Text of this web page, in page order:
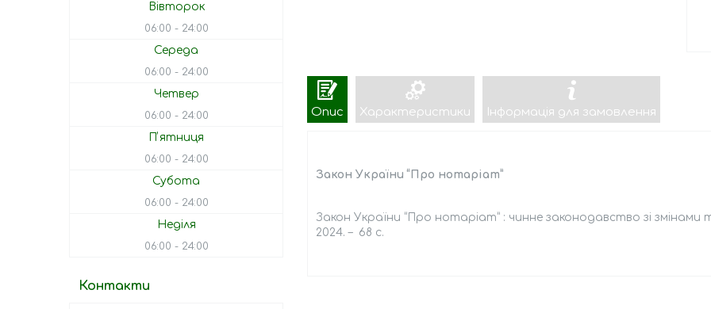
Опис Характеристики Інформація для замовлення
Закон України “Про нотаріат”
Закон України “Про нотаріат” : чинне законодавство зі
2024. – 68 с.
Вівторок
06:00 24:00
Середа
06:00 24:00
Четвер
06:00 24:00
Пʼятниця
06:00 24:00
Субота
06:00 24:00
Неділя
06:00 24:00
Контакти